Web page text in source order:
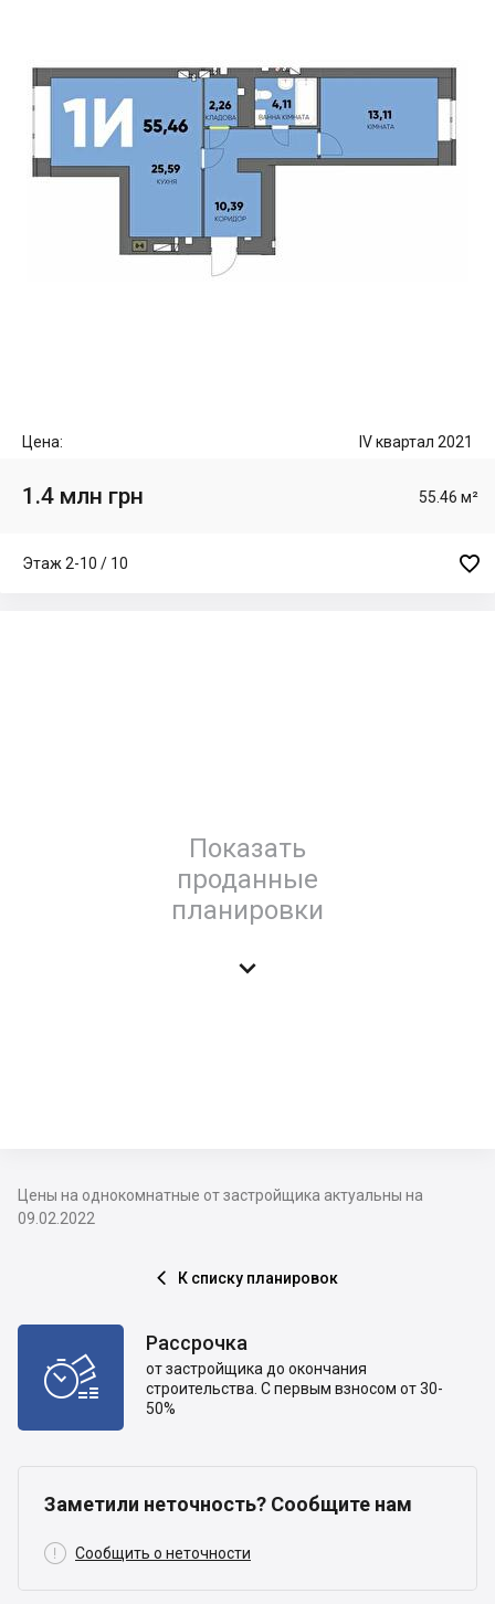
Цена: IV квартал 2021
1.4 млн грн 55.46 м²
Этаж 2-10 / 10 
Показать
проданные
планировки

Цены на однокомнатные от застройщика актуальны на
09.02.2022
 К списку планировок

Рассрочка
от застройщика до окончания
строительства. С первым взносом от 30-
50%
Заметили неточность? Сообщите нам
 Сообщить о неточности